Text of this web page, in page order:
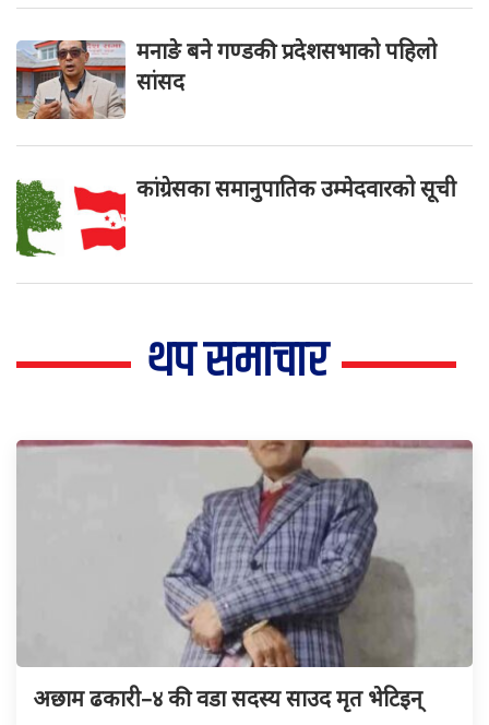
मनाङे बने गण्डकी प्रदेशसभाको पहिलो
सांसद
कांग्रेसका समानुपातिक उम्मेदवारको सूची
थप समाचार
अछाम ढकारी–४ की वडा सदस्य साउद मृत भेटिइन्